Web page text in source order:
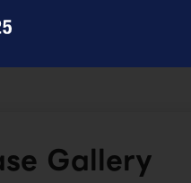
Gallery